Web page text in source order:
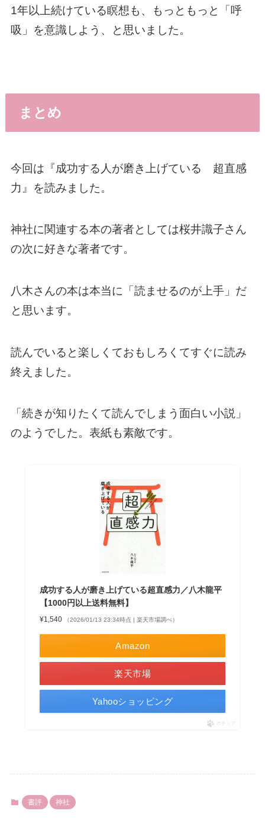
1年以上続けている瞑想も、もっともっと「呼
吸」を意識しよう、と思いました。
まとめ
今回は『成功する人が磨き上げている 超直感
力 』を読みました。
神社に関連する本の著者としては桜井識子さん
の次に好きな著者です。
八木さんの本は本当に「読ませるのが上手」だ
と思います。
読んでいると楽しくておもしろくてすぐに読み
終えました。
「続きが知りたくて読んでしまう面白い小説」
のようでした。表紙も素敵です。
成功する人が磨き上げている超直感力／八木龍平
【1000円以上送料無料】
¥1,540 （2026/01/13 23:34時点 | 楽天市場調べ）
Amazon
楽天市場
Yahooショッピング
ポチップ
書評 神社